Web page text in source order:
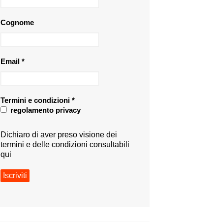
Cognome
Email *
Termini e condizioni *
regolamento privacy
Dichiaro di aver preso visione dei
termini e delle condizioni consultabili
qui